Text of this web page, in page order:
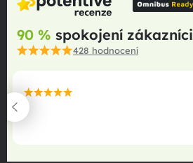
90 % spokojení zákazníci
428 hodnocení
maximální spokojenost
22.06.2025